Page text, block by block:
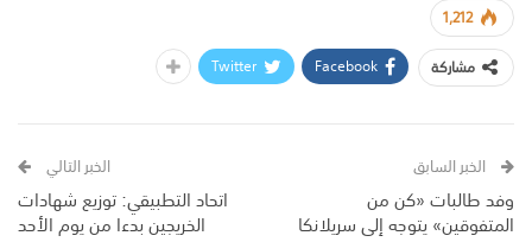
1,212
مشاركة
Facebook
Twitter
الخبر السابق
وفد طالبات «كن من
المتفوقين» يتوجه إلى سريلانكا
الخبر التالي
اتحاد التطبيقي: توزيع شهادات
الخريجين بدءا من يوم الأحد